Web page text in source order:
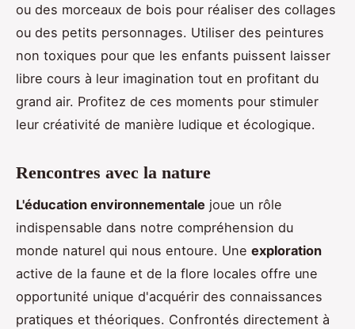
ou des morceaux de bois pour réaliser des collages
ou des petits personnages. Utiliser des peintures
non toxiques pour que les enfants puissent laisser
libre cours à leur imagination tout en profitant du
grand air. Profitez de ces moments pour stimuler
leur créativité de manière ludique et écologique.
Rencontres avec la nature
L'éducation environnementale joue un rôle
indispensable dans notre compréhension du
monde naturel qui nous entoure. Une exploration
active de la faune et de la flore locales offre une
opportunité unique d'acquérir des connaissances
pratiques et théoriques. Confrontés directement à